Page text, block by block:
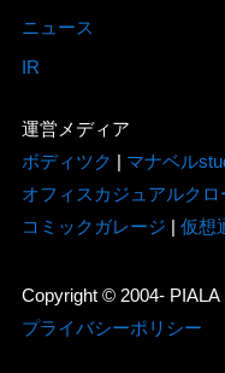
ニュース
IR
運営メディア
ボディツク | マナベル
オフィスカジュアルクロ
コミックガレージ | 仮想
Copyright © 2004- PIALA
プライバシーポリシー